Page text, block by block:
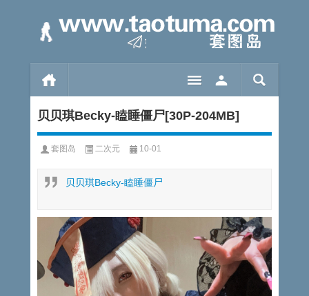
贝贝琪Becky-瞌睡僵尸[30P-204MB]
套图岛 二次元 10-01
贝贝琪Becky-瞌睡僵尸